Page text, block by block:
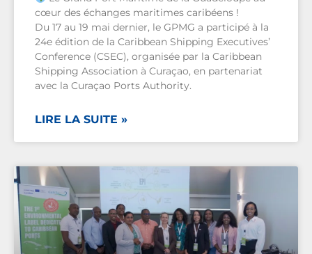
cœur des échanges maritimes caribéens !
Du 17 au 19 mai dernier, le GPMG a participé à la
24e édition de la Caribbean Shipping Executives’
Conference (CSEC), organisée par la Caribbean
Shipping Association à Curaçao, en partenariat
avec la Curaçao Ports Authority.
LIRE LA SUITE »